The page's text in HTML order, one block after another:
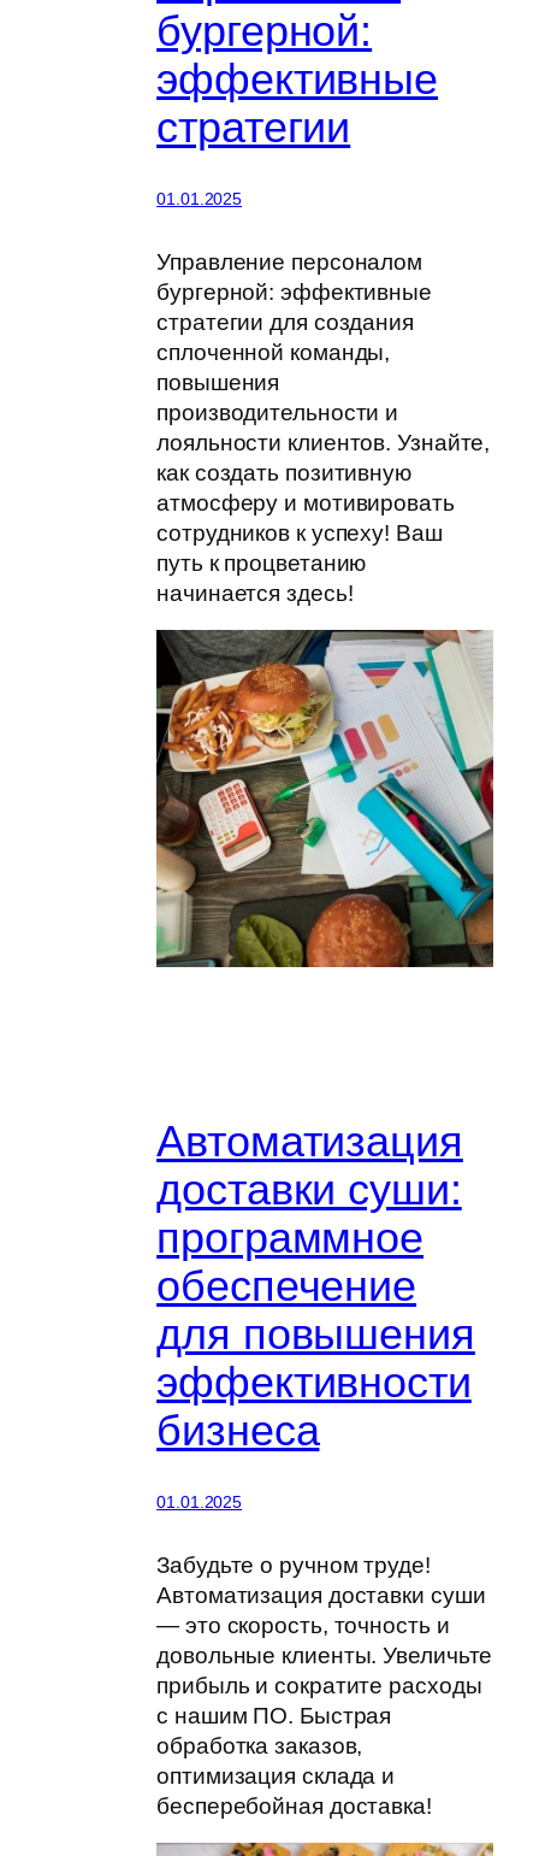
бургерной:
эффективные
стратегии
01.01.2025
Управление персоналом
бургерной: эффективные
стратегии для создания
сплоченной команды,
повышения
производительности и
лояльности клиентов. Узнайте,
как создать позитивную
атмосферу и мотивировать
сотрудников к успеху! Ваш
путь к процветанию
начинается здесь!
Автоматизация
доставки суши:
программное
обеспечение
для повышения
эффективности
бизнеса
01.01.2025
Забудьте о ручном труде!
Автоматизация доставки суши
— это скорость, точность и
довольные клиенты. Увеличьте
прибыль и сократите расходы
с нашим ПО. Быстрая
обработка заказов,
оптимизация склада и
бесперебойная доставка!